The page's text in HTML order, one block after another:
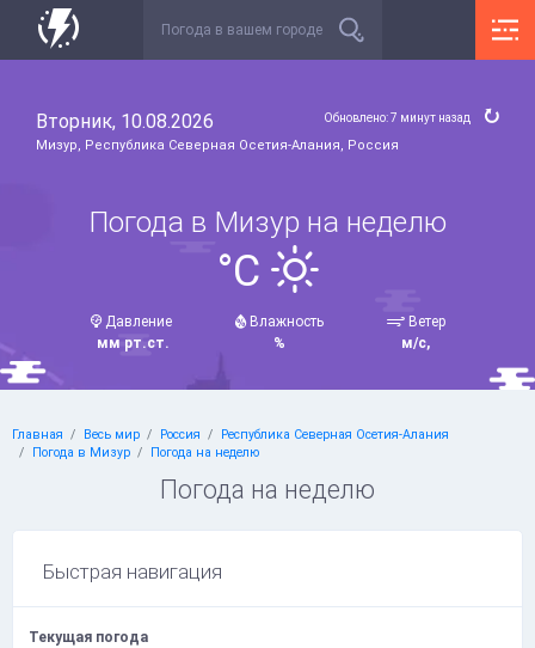
Вторник, 10.08.2026
Мизур, Республика Северная Осетия-Алания, Россия
Обновлено: 7 минут назад
Погода в Мизур на неделю
°C
Давление
мм рт.ст.
Влажность
%
Ветер
м/с,
Главная Весь мир Россия
Республика Северная Осетия-Алания
Погода в Мизур
Погода на неделю
Погода на неделю
Быстрая навигация
Текущая погода